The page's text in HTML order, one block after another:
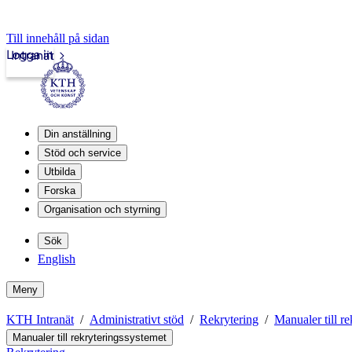
Till innehåll på sidan
Intranät
Logga in
Din anställning
Stöd och service
Utbilda
Forska
Organisation och styrning
Sök
English
Meny
KTH Intranät Administrativt stöd Rekrytering Manualer till
Manualer till rekryteringssystemet